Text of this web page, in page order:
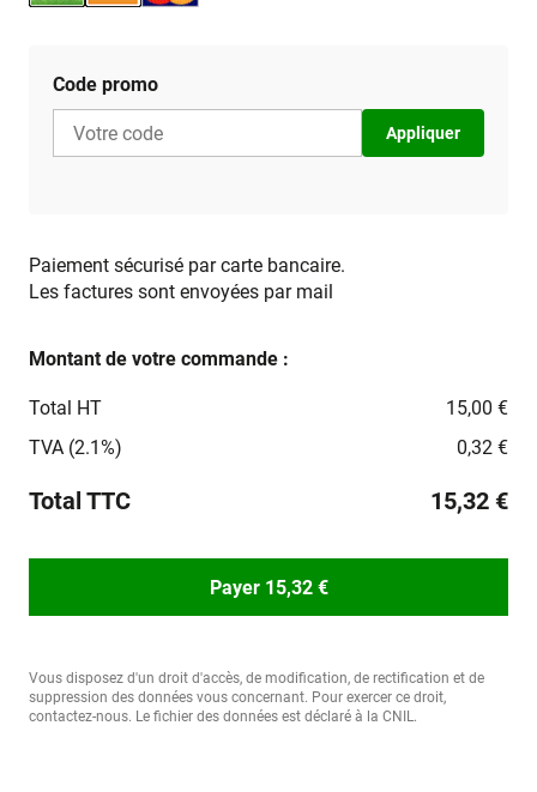
Code promo
Appliquer
Paiement sécurisé par carte bancaire.
Les factures sont envoyées par mail
Montant de votre commande :
Total HT
15,00 €
TVA (2.1%)
0,32 €
Total TTC 15,32 €
Payer 15,32 €
Vous disposez d'un droit d'accès, de modification, de rectification et de
suppression des données vous concernant. Pour exercer ce droit,
contactez-nous. Le fichier des données est déclaré à la CNIL.